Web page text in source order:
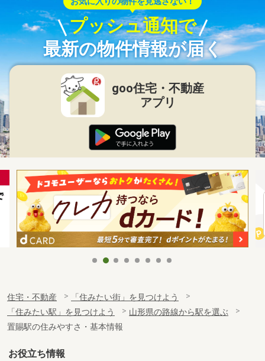
プッシュ通知で
最新の物件情報が届く
goo住宅・不動産
アプリ
住宅・不動産
「住みたい街」を見つけよう
「住みたい駅」を見つけよう
山形県の路線から駅を選ぶ
置賜駅の住みやすさ・基本情報
お役立ち情報